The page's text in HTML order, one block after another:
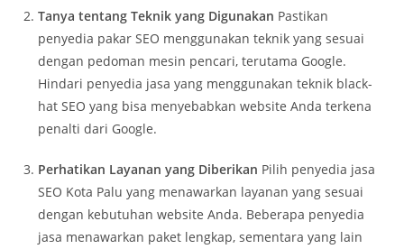
Tanya tentang Teknik yang Digunakan Pastikan
penyedia pakar SEO menggunakan teknik yang sesuai
dengan pedoman mesin pencari, terutama Google.
Hindari penyedia jasa yang menggunakan teknik black-
hat SEO yang bisa menyebabkan website Anda terkena
penalti dari Google.
Perhatikan Layanan yang Diberikan Pilih penyedia jasa
SEO Kota Palu yang menawarkan layanan yang sesuai
dengan kebutuhan website Anda. Beberapa penyedia
jasa menawarkan paket lengkap, sementara yang lain